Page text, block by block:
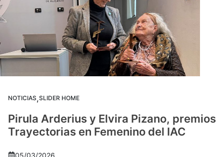
NOTICIAS,SLIDER HOME
Pirula Arderius y Elvira Pizano, premios
Trayectorias en Femenino del IAC
05/03/2026